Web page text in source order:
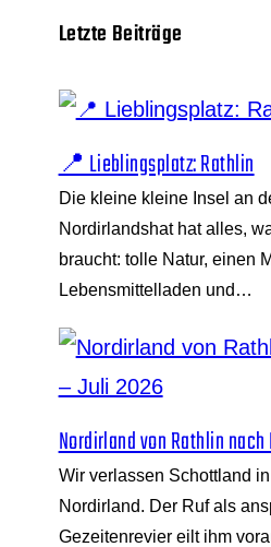
Letzte Beiträge
📍 Lieblingsplatz: Rathlin
Die kleine kleine Insel an
Nordirlandshat hat alles,
braucht: tolle Natur, einen
Lebensmittelladen und…
Nordirland von Rathlin
Wir verlassen Schottland
Nordirland. Der Ruf als
Gezeitenrevier eilt ihm